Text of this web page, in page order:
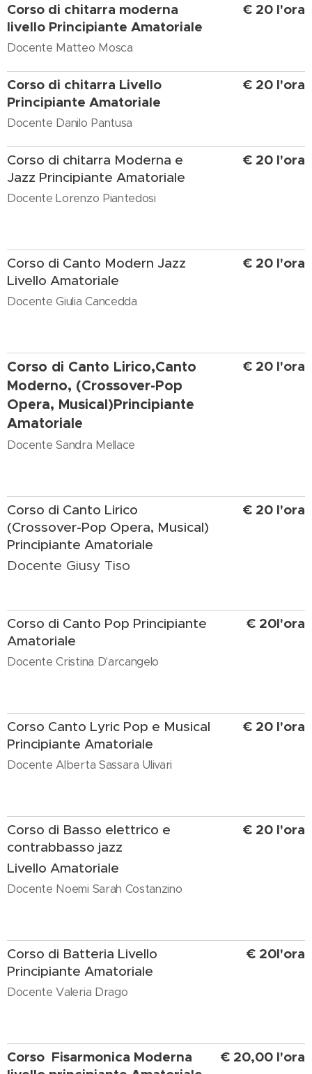
Corso di chitarra moderna
livello Principiante Amatoriale
Docente Matteo Mosca
€ 20 l'ora
Corso di chitarra Livello
Principiante Amatoriale
Docente Danilo Pantusa
€ 20 l'ora
Corso di chitarra Moderna e
Jazz Principiante Amatoriale
Docente Lorenzo Piantedosi
€ 20 l'ora
Corso di Canto Modern Jazz
Livello Amatoriale
Docente Giulia Cancedda
€ 20 l'ora
Corso di Canto Lirico,Canto
Moderno, (Crossover-Pop
Opera, Musical)Principiante
Amatoriale
Docente Sandra Mellace
€ 20 l'ora
Corso di Canto Lirico
(Crossover-Pop Opera, Musical)
Principiante Amatoriale
Docente Giusy Tiso
€ 20 l'ora
Corso di Canto Pop Principiante
Amatoriale
Docente Cristina D'arcangelo
€ 20l'ora
Corso Canto Lyric Pop e Musical
Principiante Amatoriale
Docente Alberta Sassara Ulivari
€ 20 l'ora
Corso di Basso elettrico e
contrabbasso jazz
Livello Amatoriale
Docente Noemi Sarah Costanzino
€ 20 l'ora
Corso di Batteria Livello
Principiante Amatoriale
Docente Valeria Drago
€ 20l'ora
Corso Fisarmonica Moderna
€ 20,00 l'ora